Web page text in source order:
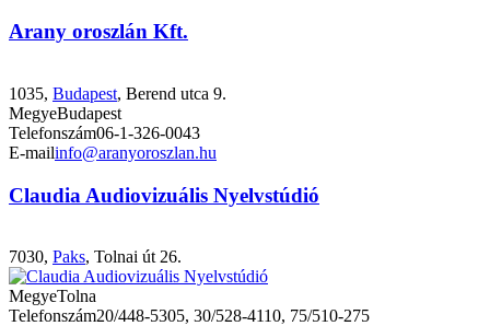
Arany oroszlán Kft.
1035, Budapest, Berend utca 9.
MegyeBudapest
Telefonszám06-1-326-0043
E-mailinfo@aranyoroszlan.hu
Claudia Audiovizuális Nyelvstúdió
7030, Paks, Tolnai út 26.
MegyeTolna
Telefonszám20/448-5305, 30/528-4110, 75/510-275